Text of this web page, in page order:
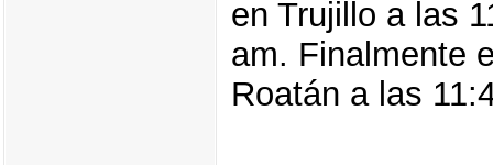
en Trujillo a las
am. Finalmente
Roatán a las